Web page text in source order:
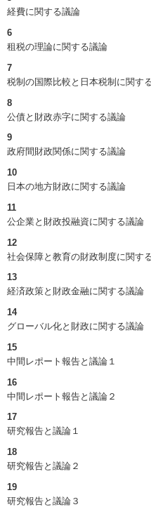
経費に関する議論
6
租税の理論に関する議論
7
税制の国際比較と日本税制に関す
8
公債と財政赤字に関する議論
9
政府間財政関係に関する議論
10
日本の地方財政に関する議論
11
公企業と財政投融資に関する議論
12
社会保障と教育の財政制度に関す
13
経済政策と財政金融に関する議論
14
グローバル化と財政に関する議論
15
中間レポート報告と議論１
16
中間レポート報告と議論２
17
研究報告と議論１
18
研究報告と議論２
19
研究報告と議論３